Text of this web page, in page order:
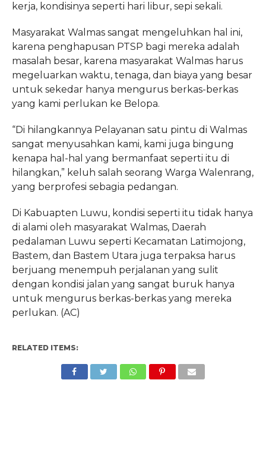
kerja, kondisinya seperti hari libur, sepi sekali.
Masyarakat Walmas sangat mengeluhkan hal ini,
karena penghapusan PTSP bagi mereka adalah
masalah besar, karena masyarakat Walmas harus
megeluarkan waktu, tenaga, dan biaya yang besar
untuk sekedar hanya mengurus berkas-berkas
yang kami perlukan ke Belopa.
“Di hilangkannya Pelayanan satu pintu di Walmas
sangat menyusahkan kami, kami juga bingung
kenapa hal-hal yang bermanfaat seperti itu di
hilangkan,” keluh salah seorang Warga Walenrang,
yang berprofesi sebagia pedangan.
Di Kabuapten Luwu, kondisi seperti itu tidak hanya
di alami oleh masyarakat Walmas, Daerah
pedalaman Luwu seperti Kecamatan Latimojong,
Bastem, dan Bastem Utara juga terpaksa harus
berjuang menempuh perjalanan yang sulit
dengan kondisi jalan yang sangat buruk hanya
untuk mengurus berkas-berkas yang mereka
perlukan. (AC)
RELATED ITEMS: